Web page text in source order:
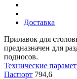
Доставка
Прилавок для
предназначен для
подносов.
Технические
Паспорт 794,6